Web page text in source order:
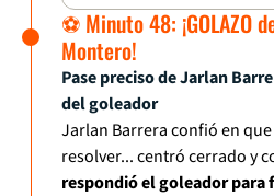
⚽ Minuto 48: ¡GOLAZO
Montero!
Pase preciso de Jarlan
del goleador
Jarlan Barrera confió en
resolver... centró cerrado y
respondió el goleador para